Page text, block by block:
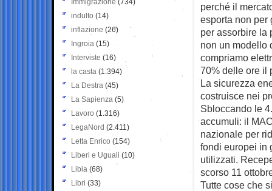
perché il
esporta non per
per assorbire la
non un modello
compriamo
70% delle ore il
La sicurezza
costruisce nei
Sbloccando le
accumuli: il
nazionale per
fondi europei in
utilizzati.
scorso 11
Tutte cose che
Immigrazione (734)
indulto (14)
inflazione (26)
Ingroia (15)
Interviste (16)
la casta (1.394)
La Destra (45)
La Sapienza (5)
Lavoro (1.316)
LegaNord (2.411)
Letta Enrico (154)
Liberi e Uguali (10)
Libia (68)
Libri (33)